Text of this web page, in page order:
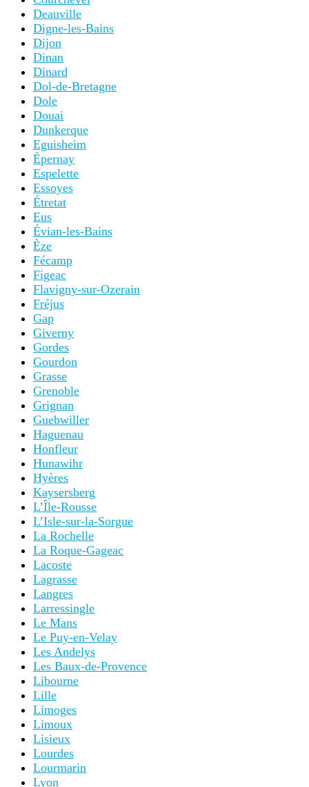
Deauville
Digne-les-Bains
Dijon
Dinan
Dinard
Dol-de-Bretagne
Dole
Douai
Dunkerque
Eguisheim
Épernay
Espelette
Essoyes
Étretat
Eus
Évian-les-Bains
Èze
Fécamp
Figeac
Flavigny-sur-Ozerain
Fréjus
Gap
Giverny
Gordes
Gourdon
Grasse
Grenoble
Grignan
Guebwiller
Haguenau
Honfleur
Hunawihr
Hyères
Kaysersberg
L’Île-Rousse
L’Isle-sur-la-Sorgue
La Rochelle
La Roque-Gageac
Lacoste
Lagrasse
Langres
Larressingle
Le Mans
Le Puy-en-Velay
Les Andelys
Les Baux-de-Provence
Libourne
Lille
Limoges
Limoux
Lisieux
Lourdes
Lourmarin
Lyon